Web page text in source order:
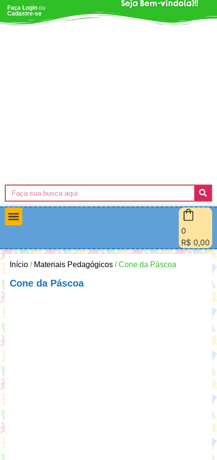
Faça Login ou
Cadastre-se
Seja Bem-vindo(a)!!
0
R$ 0,00
Início / Materiais Pedagógicos / Cone da Páscoa
Cone da Páscoa